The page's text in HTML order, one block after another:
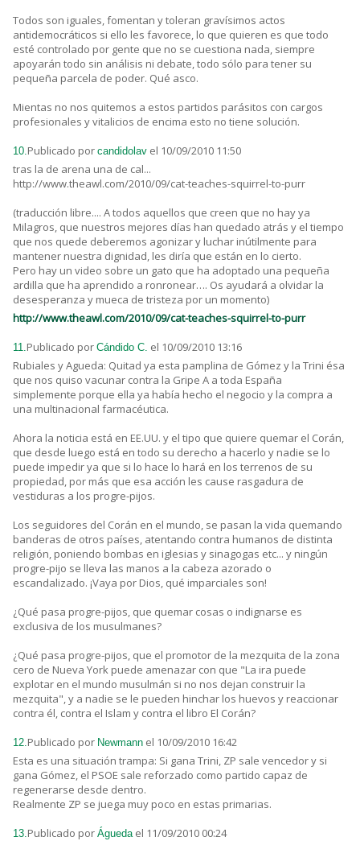
Todos son iguales, fomentan y toleran gravísimos actos
antidemocráticos si ello les favorece, lo que quieren es que todo
esté controlado por gente que no se cuestiona nada, siempre
apoyarán todo sin análisis ni debate, todo sólo para tener su
pequeña parcela de poder. Qué asco.
Mientas no nos quitemos a estos partidos parásitos con cargos
profesionales y vitalicios de encima esto no tiene solución.
10. Publicado por candidolav el 10/09/2010 11:50
tras la de arena una de cal...
http://www.theawl.com/2010/09/cat-teaches-squirrel-to-purr
(traducción libre.... A todos aquellos que creen que no hay ya
Milagros, que nuestros mejores días han quedado atrás y el tiempo
que nos quede deberemos agonizar y luchar inútilmente para
mantener nuestra dignidad, les diría que están en lo cierto.
Pero hay un video sobre un gato que ha adoptado una pequeña
ardilla que ha aprendido a ronronear…. Os ayudará a olvidar la
desesperanza y mueca de tristeza por un momento)
http://www.theawl.com/2010/09/cat-teaches-squirrel-to-purr
11. Publicado por Cándido C. el 10/09/2010 13:16
Rubiales y Agueda: Quitad ya esta pamplina de Gómez y la Trini ésa
que nos quiso vacunar contra la Gripe A a toda España
simplemente porque ella ya había hecho el negocio y la compra a
una multinacional farmacéutica.
Ahora la noticia está en EE.UU. y el tipo que quiere quemar el Corán,
que desde luego está en todo su derecho a hacerlo y nadie se lo
puede impedir ya que si lo hace lo hará en los terrenos de su
propiedad, por más que esa acción les cause rasgadura de
vestiduras a los progre-pijos.
Los seguidores del Corán en el mundo, se pasan la vida quemando
banderas de otros países, atentando contra humanos de distinta
religión, poniendo bombas en iglesias y sinagogas etc... y ningún
progre-pijo se lleva las manos a la cabeza azorado o
escandalizado. ¡Vaya por Dios, qué imparciales son!
¿Qué pasa progre-pijos, que quemar cosas o indignarse es
exclusiva de los musulmanes?
¿Qué pasa progre-pijos, que el promotor de la mezquita de la zona
cero de Nueva York puede amenazar con que "La ira puede
explotar en el mundo musulmán si no nos dejan construir la
mezquita", y a nadie se le pueden hinchar los huevos y reaccionar
contra él, contra el Islam y contra el libro El Corán?
12. Publicado por Newmann el 10/09/2010 16:42
Esta es una situación trampa: Si gana Trini, ZP sale vencedor y si
gana Gómez, el PSOE sale reforzado como partido capaz de
regenerarse desde dentro.
Realmente ZP se juega muy poco en estas primarias.
13. Publicado por Águeda el 11/09/2010 00:24